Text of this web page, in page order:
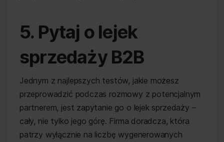
5. Pytaj o lejek
sprzedaży B2B
Jednym z najlepszych testów, jakie możesz
przeprowadzić podczas rozmowy z potencjalnym
partnerem, jest zapytanie go o lejek sprzedaży –
cały, nie tylko jego górę. Firma doradcza, która
patrzy wyłącznie na liczbę wygenerowanych